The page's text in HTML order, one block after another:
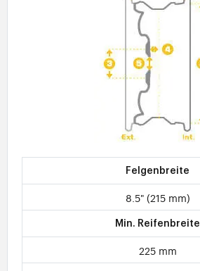
Felgenbreite
8.5" (215 mm)
Min. Reifenbreite
225 mm